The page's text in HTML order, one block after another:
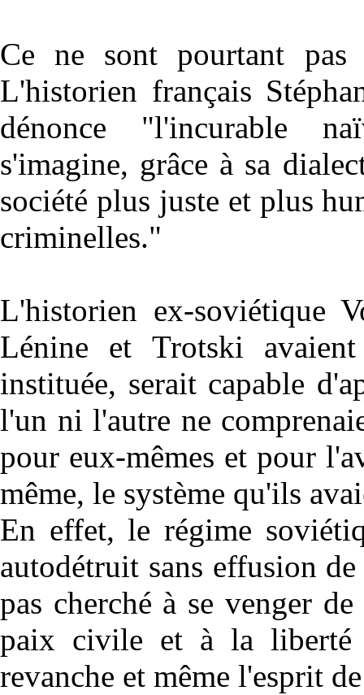
Ce ne sont pourtant pas
L'historien français
dénonce "l'incurable
s'imagine, grâce à sa
société plus juste et plus
criminelles."
L'historien ex-soviétique
Lénine et Trotski
instituée, serait capable
l'un ni l'autre ne
pour eux-mêmes et pour
même, le système qu'ils
En effet, le régime
autodétruit sans effusion
pas cherché à se venger
paix civile et à la liberté
revanche et même l'esprit